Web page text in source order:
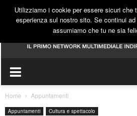
Home Appuntamenti
Appuntamenti Cultura e spettacolo
Utilizziamo i cookie per essere sicuri che
esperienza sul nostro sito. Se continui
assumiamo che tu ne sia